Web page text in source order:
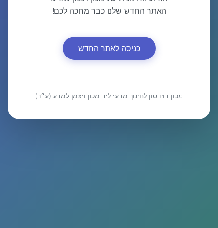
האתר החדש שלנו כבר מחכה לכם!
כניסה לאתר החדש
מכון דוידסון לחינוך מדעי ליד מכון ויצמן למדע (ע״ר)